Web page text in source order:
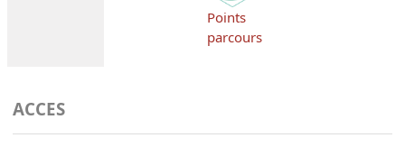
Points
parcours
ACCES